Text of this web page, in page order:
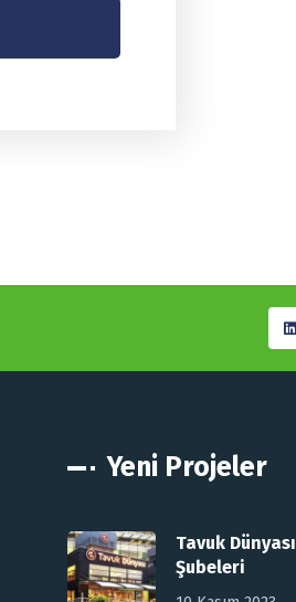
Yeni Projeler
Tavuk Dünyası
Şubeleri